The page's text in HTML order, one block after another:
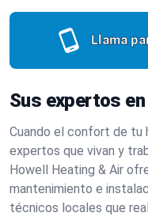
Llama
Sus expertos en
Cuando el confort de tu
expertos que vivan y
Howell Heating & Air
mantenimiento e
técnicos locales que